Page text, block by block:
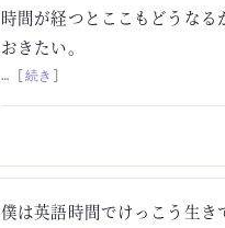
時間が経つとここもどうな
おきたい。
… [続き]
僕は英語時間でけっこう生き